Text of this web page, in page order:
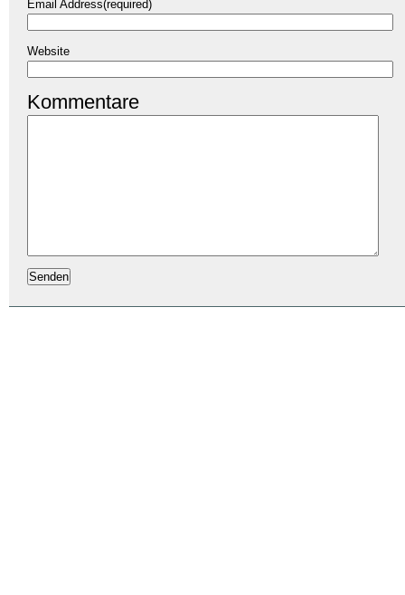
Email Address(required)
Website
Kommentare